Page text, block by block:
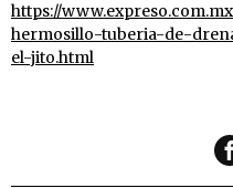
https://
hermosillo-tuberia-de-
el-jito.html